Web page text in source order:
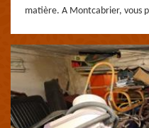
matière. A Montcabrier, vous